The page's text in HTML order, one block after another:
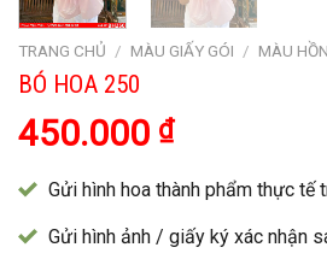
TRANG CHỦ / MÀU GIẤY GÓI / MÀU
BÓ HOA 250
450.000 ₫
Gửi hình hoa thành phẩm thực tế
Gửi hình ảnh / giấy ký xác nhận